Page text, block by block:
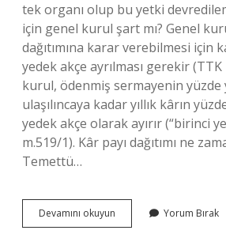
tek organı olup bu yetki
için genel kurul şart mı? Genel
dağıtımına karar verebilmesi için
yedek akçe ayrılması gerekir (TTK
kurul, ödenmiş sermayenin yüzde
ulaşılıncaya kadar yıllık kârın
yedek akçe olarak ayırır (“birinci
m.519/1). Kâr payı dağıtımı ne
Temettü…
Devamını okuyun Yönetim
Kurulu
Yorum Bırak